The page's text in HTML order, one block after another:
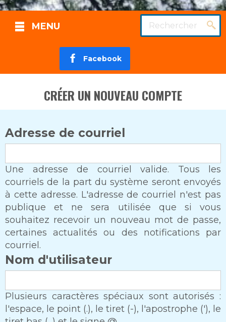
MENU Rechercher
Facebook
CRÉER UN NOUVEAU COMPTE
Adresse de courriel
Une adresse de courriel valide. Tous les
courriels de la part du système seront envoyés
à cette adresse. L'adresse de courriel n'est pas
publique et ne sera utilisée que si vous
souhaitez recevoir un nouveau mot de passe,
certaines actualités ou des notifications par
courriel.
Nom d'utilisateur
Plusieurs caractères spéciaux sont autorisés :
l'espace, le point (.), le tiret (-), l'apostrophe ('), le